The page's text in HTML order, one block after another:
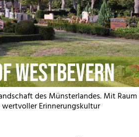
Westbevern
des Münsterlandes. Mit Raum
Erinnerungskultur